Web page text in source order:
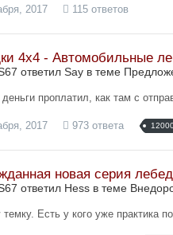
2017 115 ответов
4х4 - Автомобильные
ответил Say в теме
проплатил, как там с
2017 973 ответа
новая серия
ответил Hess в теме
Есть у кого уже практика